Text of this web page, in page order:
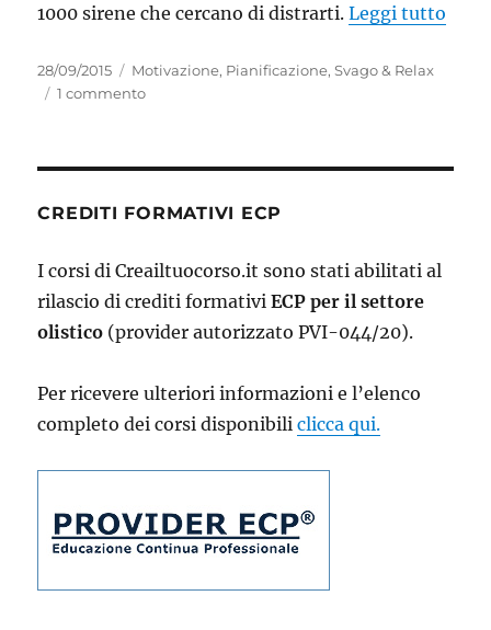
1000 sirene che cercano di distrarti.Leggi tutto
Pubblicato
28/09/2015 Categorie
Motivazione, Pianificazione,Svago & Relax
1 commentosu
il
del
Perché
CREDITI FORMATIVI ECP
I corsi di Creailtuocorso.it sono stati abilitati al
rilascio di crediti formativiECP per il settore
olistico (provider autorizzato PVI-044/20).
Per ricevere ulteriori informazioni e l’elenco
completo dei corsi disponibiliclicca qui.